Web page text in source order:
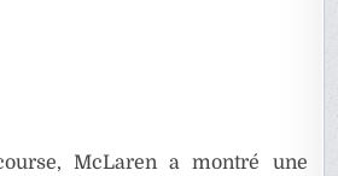
McLaren a montré une